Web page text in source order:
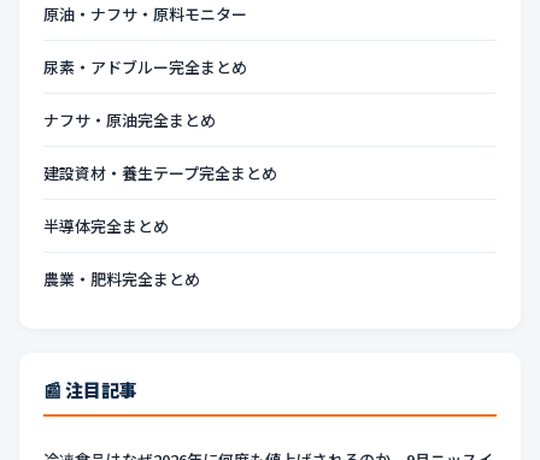
原油・ナフサ・原料モニター
尿素・アドブルー完全まとめ
ナフサ・原油完全まとめ
建設資材・養生テープ完全まとめ
半導体完全まとめ
農業・肥料完全まとめ
📰 注目記事